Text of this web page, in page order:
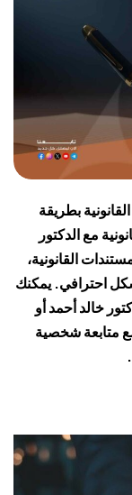
بطريقة
مع الدكتور
القانونية،
احترافي. يمكنك
خالد أحمد أو
متابعة شخصية